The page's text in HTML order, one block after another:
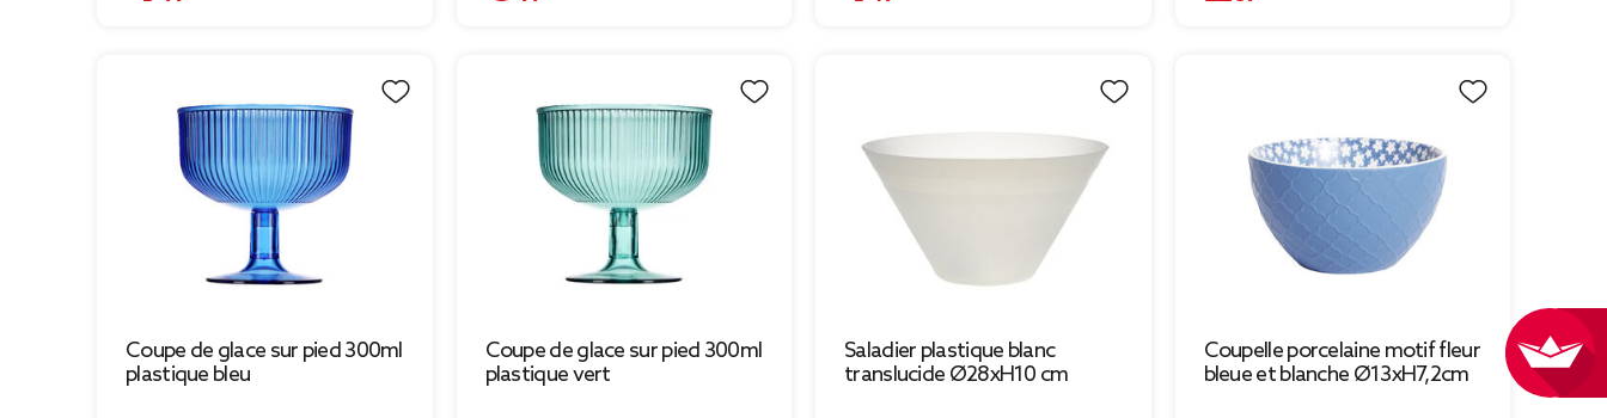
Coupe de glace sur pied 300ml
plastique bleu
Coupe de glace sur pied 300ml
plastique vert
Saladier plastique blanc
translucide Ø28xH10 cm
Coupelle porcelaine motif fleur
bleue et blanche Ø13xH7,2cm